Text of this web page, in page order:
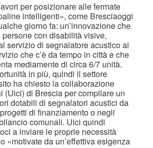
per posizionare alle fermate
intelligenti», come Bresciaoggi
giorno fa: un’innovazione che
con disabilità visive,
servizio di segnalatore acustico ai
che c’è da tempo in città e che
mediamente di circa 6/7 unità.
in più, quindi il settore
ha chiesto la collaborazione
(Uici) di Brescia per compilare un
dotabili di segnalatori acustici da
di finanziamento o negli
comunali. Uici quindi
a inviare le proprie necessità
«motivate da un’effettiva esigenza